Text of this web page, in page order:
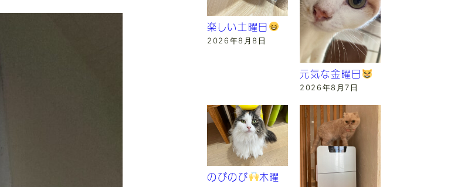
楽しい土曜日
2026年8月8日
元気な金曜日
2026年8月7日
のびのび
木曜